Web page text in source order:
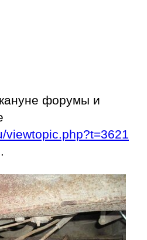
форумы и
viewtopic.php?t=3621